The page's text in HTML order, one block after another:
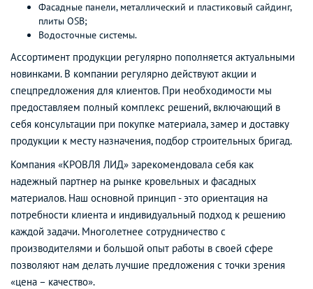
Фасадные панели, металлический и пластиковый сайдинг,
плиты OSB;
Водосточные системы.
Ассортимент продукции регулярно пополняется актуальными
новинками. В компании регулярно действуют акции и
спецпредложения для клиентов. При необходимости мы
предоставляем полный комплекс решений, включающий в
себя консультации при покупке материала, замер и доставку
продукции к месту назначения, подбор строительных бригад.
Компания «КРОВЛЯ ЛИД» зарекомендовала себя как
надежный партнер на рынке кровельных и фасадных
материалов. Наш основной принцип - это ориентация на
потребности клиента и индивидуальный подход к решению
каждой задачи. Многолетнее сотрудничество с
производителями и большой опыт работы в своей сфере
позволяют нам делать лучшие предложения с точки зрения
«цена – качество».